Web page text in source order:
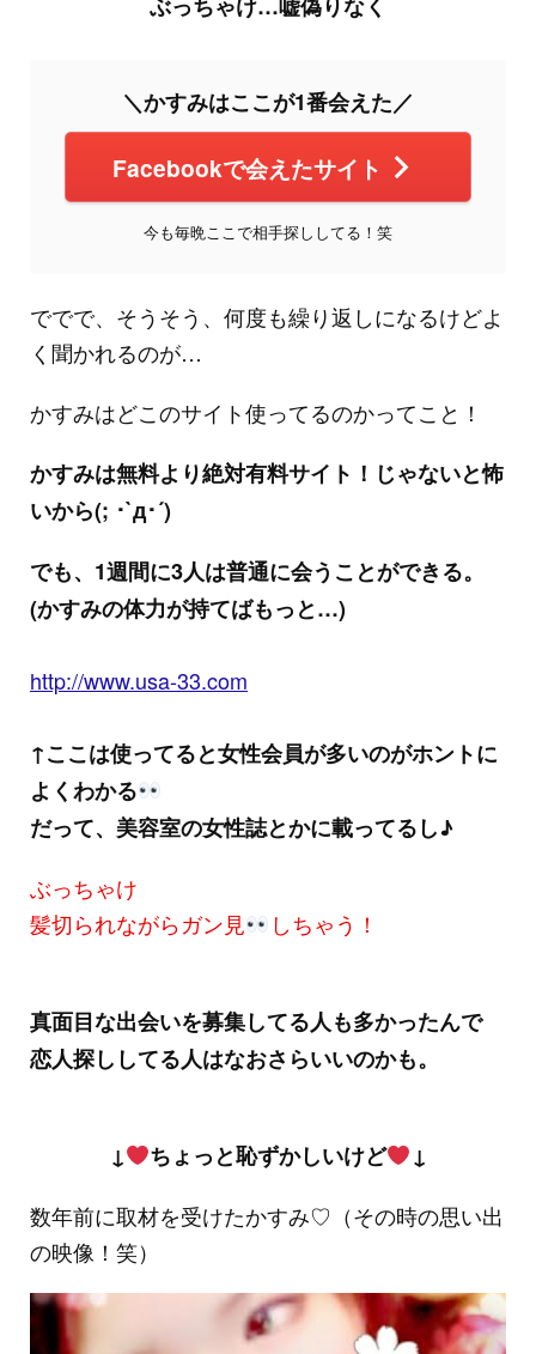
ぶっちゃけ…嘘偽りなく
＼かすみはここが1番会えた／
Facebookで会えたサイト
今も毎晩ここで相手探ししてる！笑
ででで、そうそう、何度も繰り返しになるけどよ
く聞かれるのが…
かすみはどこのサイト使ってるのかってこと！
かすみは無料より絶対有料サイト！じゃないと怖
いから(; ･`д･´)
でも、1週間に3人は普通に会うことができる。
(かすみの体力が持てばもっと…)
http://www.usa-33.com
↑ここは使ってると女性会員が多いのがホントに
よくわかる
だって、美容室の女性誌とかに載ってるし♪
ぶっちゃけ
髪切られながらガン見
しちゃう！
真面目な出会いを募集してる人も多かったんで
恋人探ししてる人はなおさらいいのかも。
↓ ちょっと恥ずかしいけど
↓
数年前に取材を受けたかすみ♡（その時の思い出
の映像！笑）
動